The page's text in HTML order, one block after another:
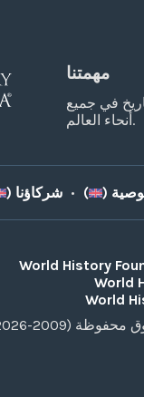
مهمتنا
في جميع
أنحاء العالم.
(
)
• شركاؤنا (
World History
World
World